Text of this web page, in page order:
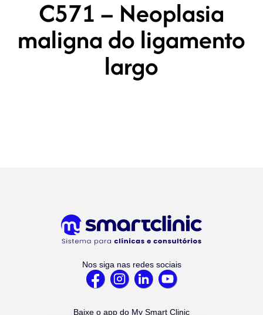
C571 – Neoplasia
maligna do ligamento
largo
Nos siga nas redes sociais
Baixe o app do My Smart Clinic